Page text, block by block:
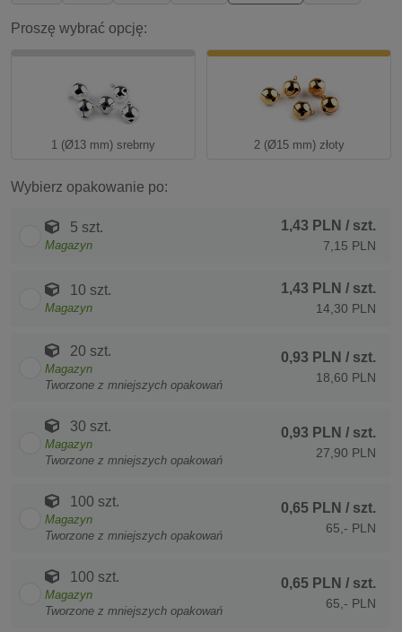
Proszę wybrać opcję:
1 (Ø13 mm) srebrny 2 (Ø15 mm) złoty
Wybierz opakowanie po:
5 szt.
Magazyn
1,43 PLN / szt.
7,15 PLN
10 szt.
Magazyn
1,43 PLN / szt.
14,30 PLN
20 szt.
Magazyn
Tworzone z mniejszych opakowań
0,93 PLN / szt.
18,60 PLN
30 szt.
Magazyn
Tworzone z mniejszych opakowań
0,93 PLN / szt.
27,90 PLN
100 szt.
Magazyn
Tworzone z mniejszych opakowań
0,65 PLN / szt.
65,- PLN
100 szt.
Magazyn
Tworzone z mniejszych opakowań
0,65 PLN / szt.
65,- PLN